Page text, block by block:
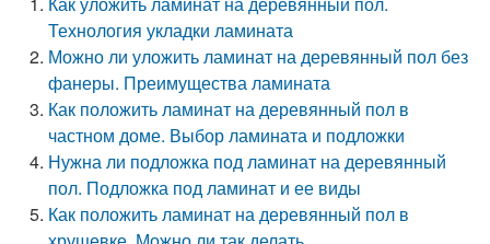
Технология укладки ламината
Можно ли уложить ламинат на деревянный пол без
фанеры. Преимущества ламината
Как положить ламинат на деревянный пол в
частном доме. Выбор ламината и подложки
Нужна ли подложка под ламинат на деревянный
пол. Подложка под ламинат и ее виды
Как положить ламинат на деревянный пол в